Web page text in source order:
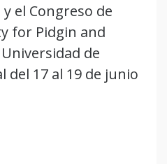
y el Congreso de
for Pidgin and
de
del 17 al 19 de junio